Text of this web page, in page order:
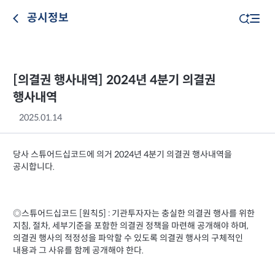
공시정보
[의결권 행사내역] 2024년 4분기 의결권
행사내역
2025.01.14
당사 스튜어드십코드에 의거 2024년 4분기 의결권 행사내역을
공시합니다.
◎스튜어드십코드 [원칙5] : 기관투자자는 충실한 의결권 행사를 위한
지침, 절차, 세부기준을 포함한 의결권 정책을 마련해 공개해야 하며,
의결권 행사의 적정성을 파악할 수 있도록 의결권 행사의 구체적인
내용과 그 사유를 함께 공개해야 한다.